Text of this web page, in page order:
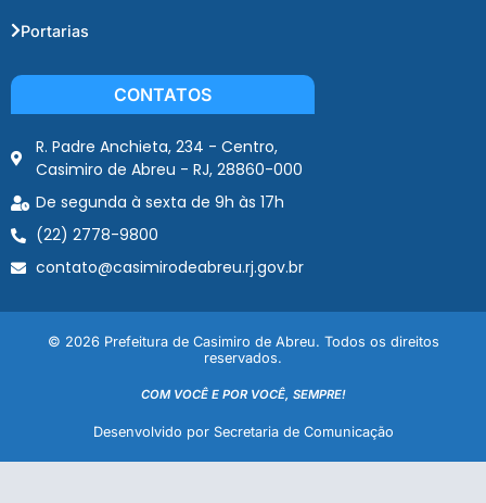
Portarias
CONTATOS
R. Padre Anchieta, 234 - Centro,
Casimiro de Abreu - RJ, 28860-000
De segunda à sexta de 9h às 17h
(22) 2778-9800
contato@casimirodeabreu.rj.gov.br
© 2026 Prefeitura de Casimiro de Abreu. Todos os direitos
reservados.
COM VOCÊ E POR VOCÊ, SEMPRE!
Desenvolvido por Secretaria de Comunicação